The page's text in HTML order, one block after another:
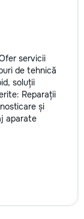
servicii
de tehnică
soluții
Reparații
și
aparate